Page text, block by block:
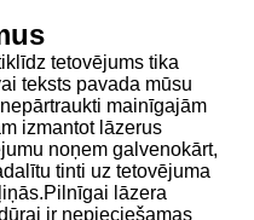
tetovējums tika
teksts pavada mūsu
mainīgajām
izmantot lāzerus
noņem galvenokārt,
tinti uz tetovējuma
lāzera
ir nepieciešamas